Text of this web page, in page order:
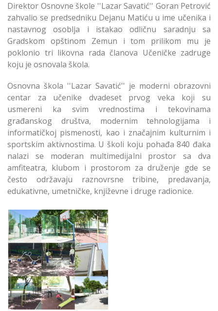
Direktor Osnovne škole ''Lazar Savatić'' Goran Petrović
zahvalio se predsedniku Dejanu Matiću u ime učenika i
nastavnog osoblja i istakao odličnu saradnju sa
Gradskom opštinom Zemun i tom prilikom mu je
poklonio tri likovna rada članova Učeničke zadruge
koju je osnovala škola.
Osnovna škola ''Lazar Savatić'' je moderni obrazovni
centar za učenike dvadeset prvog veka koji su
usmereni ka svim vrednostima i tekovinama
građanskog društva, modernim tehnologijama i
informatičkoj pismenosti, kao i značajnim kulturnim i
sportskim aktivnostima. U školi koju pohađa 840 đaka
nalazi se moderan multimedijalni prostor sa dva
amfiteatra, klubom i prostorom za druženje gde se
često održavaju raznovrsne tribine, predavanja,
edukativne, umetničke, književne i druge radionice.
Uređena Škola Lazar
Savatić u Zemunu